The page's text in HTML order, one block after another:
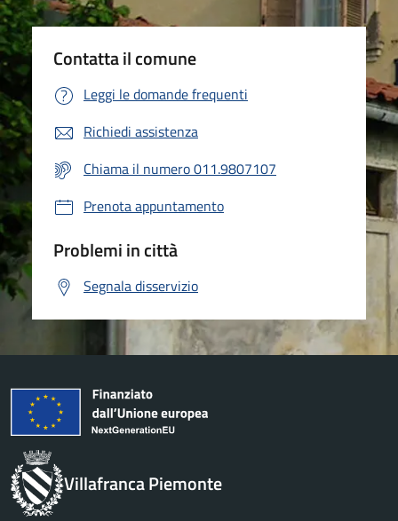
Contatta il comune
Leggi le domande frequenti
Richiedi assistenza
Chiama il numero 011.9807107
Prenota appuntamento
Problemi in città
Segnala disservizio
Villafranca Piemonte